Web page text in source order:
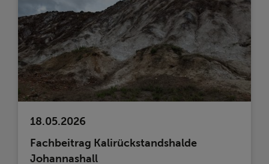
18.05.2026
Fachbeitrag Kalirückstandshalde
Johannashall